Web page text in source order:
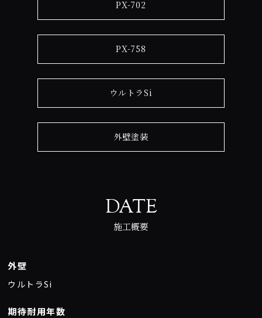
PX-702
PX-758
ウルトラSi
外壁塗装
DATE
施工概要
外壁
ウルトラSi
期待耐用年数